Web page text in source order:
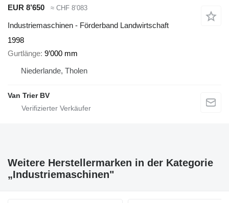
EUR 8’650
≈ CHF 8’083
Industriemaschinen - Förderband Landwirtschaft
1998
Gurtlänge 9’000 mm
Niederlande, Tholen
Van Trier BV
Weitere Herstellermarken in der Kategorie
„Industriemaschinen"